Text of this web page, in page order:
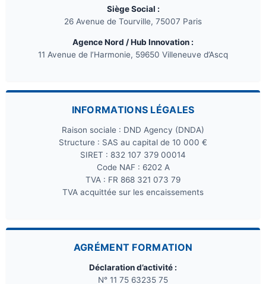
Siège Social :
26 Avenue de Tourville, 75007 Paris
Agence Nord / Hub Innovation :
11 Avenue de l’Harmonie, 59650 Villeneuve d’Ascq
INFORMATIONS LÉGALES
Raison sociale : DND Agency (DNDA)
Structure : SAS au capital de 10 000 €
SIRET : 832 107 379 00014
Code NAF : 6202 A
TVA : FR 868 321 073 79
TVA acquittée sur les encaissements
AGRÉMENT FORMATION
Déclaration d’activité :
N° 11 75 63235 75